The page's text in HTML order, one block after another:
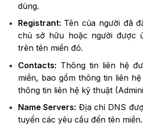
dùng.
Registrant: Tên của người đã
chủ sở hữu hoặc người được
trên tên miền đó.
Contacts: Thông tin liên hệ
miền, bao gồm thông tin liên
thông tin liên hệ kỹ thuật
Name Servers: Địa chỉ DNS
tuyến các yêu cầu đến tên miền.